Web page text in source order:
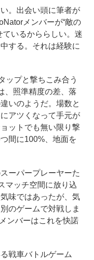
。出会い頭に筆者が
メンバーが“敵の
ているかららしい。迷
する。それは経験に
ップと撃ちこみ合う
、照準精度の差、落
いのようだ。場数と
アツくなって手元が
ットでも無い限り撃
間に100%、地面を
ーパープレーヤーた
マッチ空間に放り込
味ではあったが、気
のゲームで対戦しま
ンバーはこれを快諾
戦車バトルゲーム